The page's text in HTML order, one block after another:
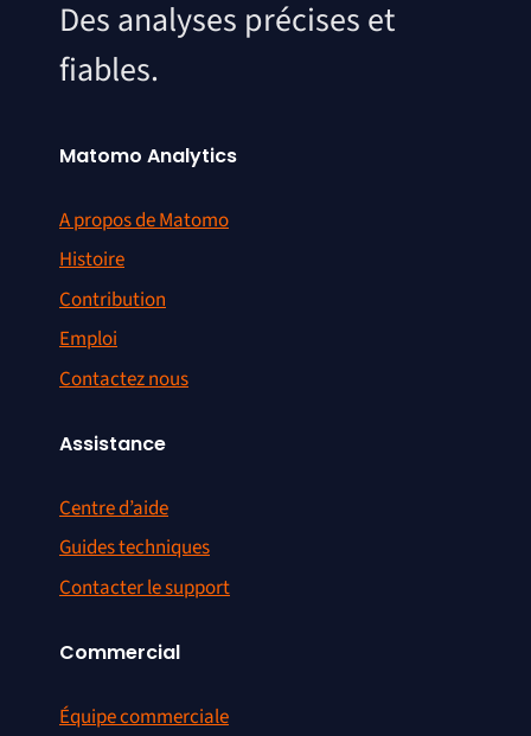
Des analyses précises et
fiables.
Matomo Analytics
A propos de Matomo
Histoire
Contribution
Emploi
Contactez nous
Assistance
Centre d’aide
Guides techniques
Contacter le support
Commercial
Équipe commerciale